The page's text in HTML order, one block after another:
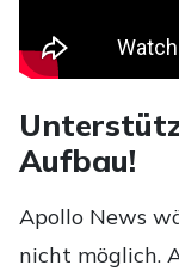
Aufbau!
Apollo News
nicht möglich.